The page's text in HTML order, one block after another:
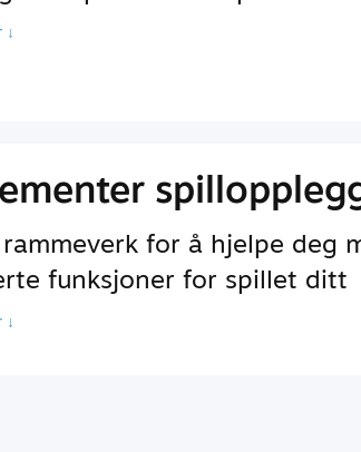
↓
for å hjelpe deg
funksjoner for spillet ditt
↓